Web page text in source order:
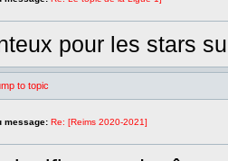
pour les stars
to topic
message: Re: [Reims 2020-2021]